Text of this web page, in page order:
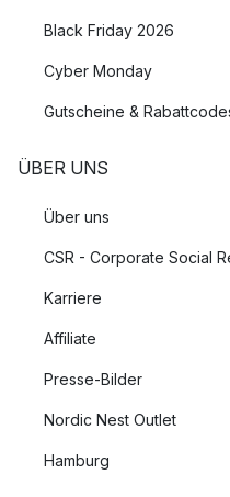
Black Friday 2026
Cyber Monday
Gutscheine &
ÜBER UNS
Über uns
CSR - Corporate Social
Karriere
Affiliate
Presse-Bilder
Nordic Nest Outlet
Hamburg